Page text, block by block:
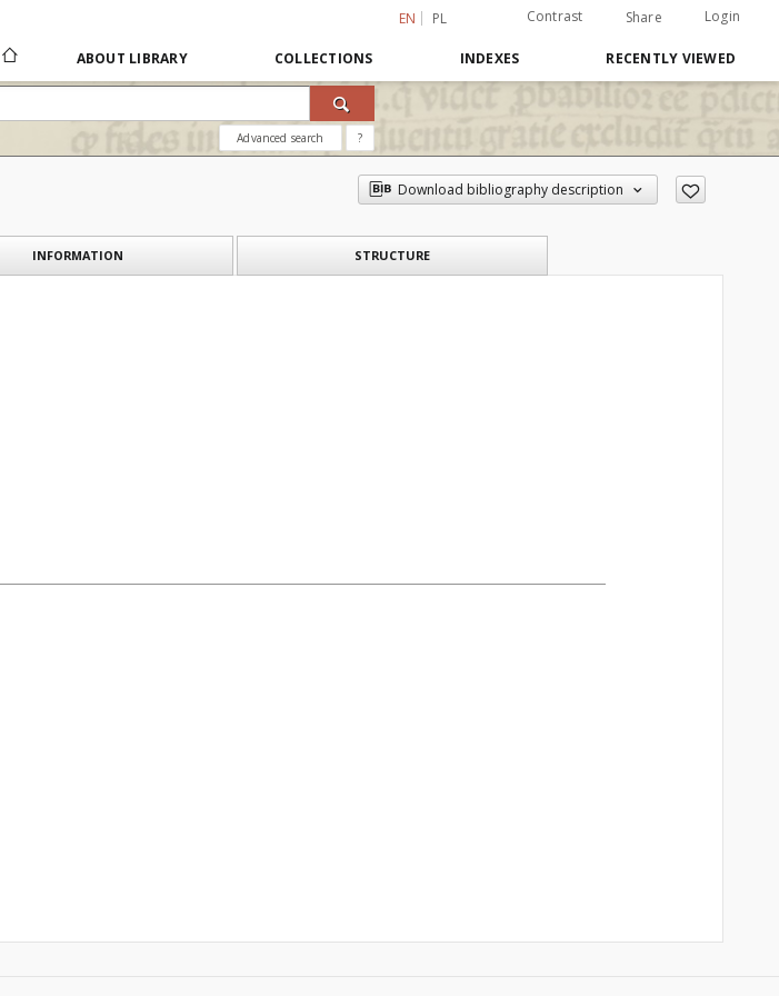
EN PL Contrast Share Login
ABOUT LIBRARY COLLECTIONS INDEXES RECENTLY VIEWED
Advanced search ?
Download bibliography description
INFORMATION STRUCTURE